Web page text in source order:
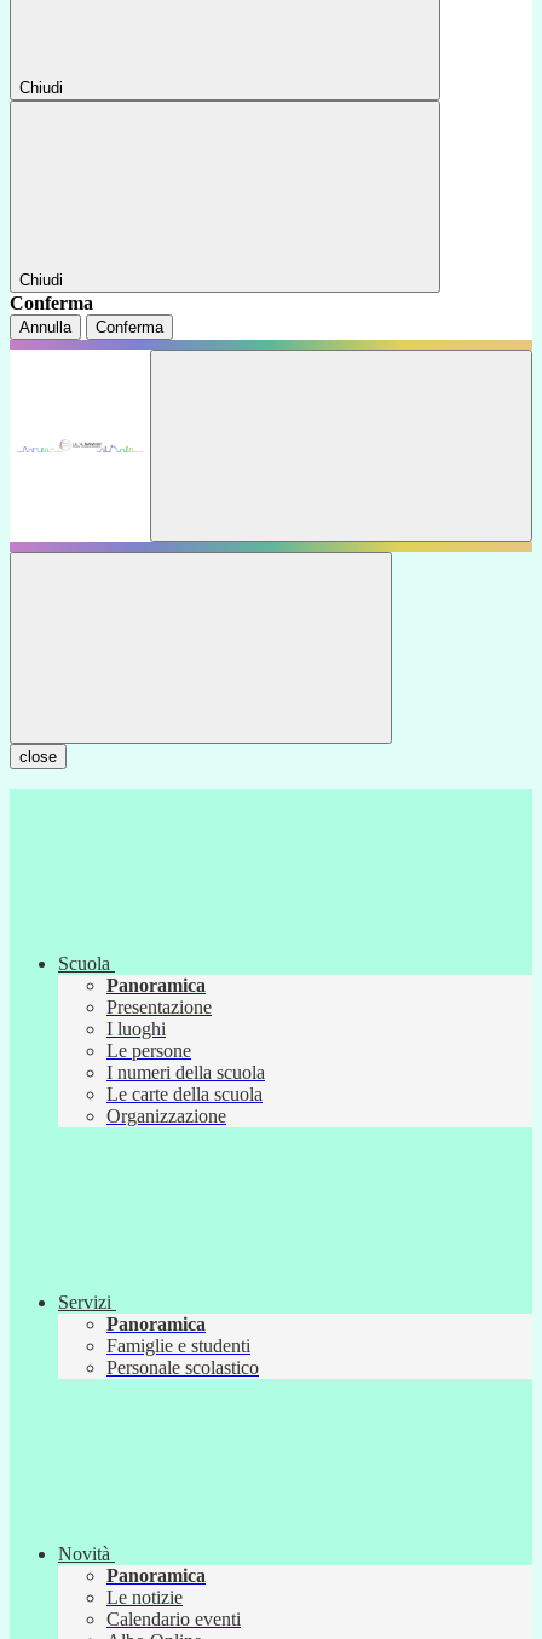
Chiudi
Chiudi
Conferma
Annulla Conferma
close
Scuola
Panoramica
Presentazione
I luoghi
Le persone
I numeri della scuola
Le carte della scuola
Organizzazione
Servizi
Panoramica
Famiglie e studenti
Personale scolastico
Novità
Panoramica
Le notizie
Calendario eventi